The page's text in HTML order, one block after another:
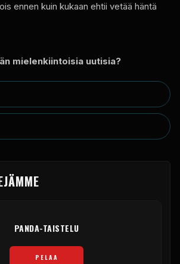
ennen kuin kukaan ehtii vetää häntä
mielenkiintoisia uutisia?
PANDA-TAISTELU
PELAA